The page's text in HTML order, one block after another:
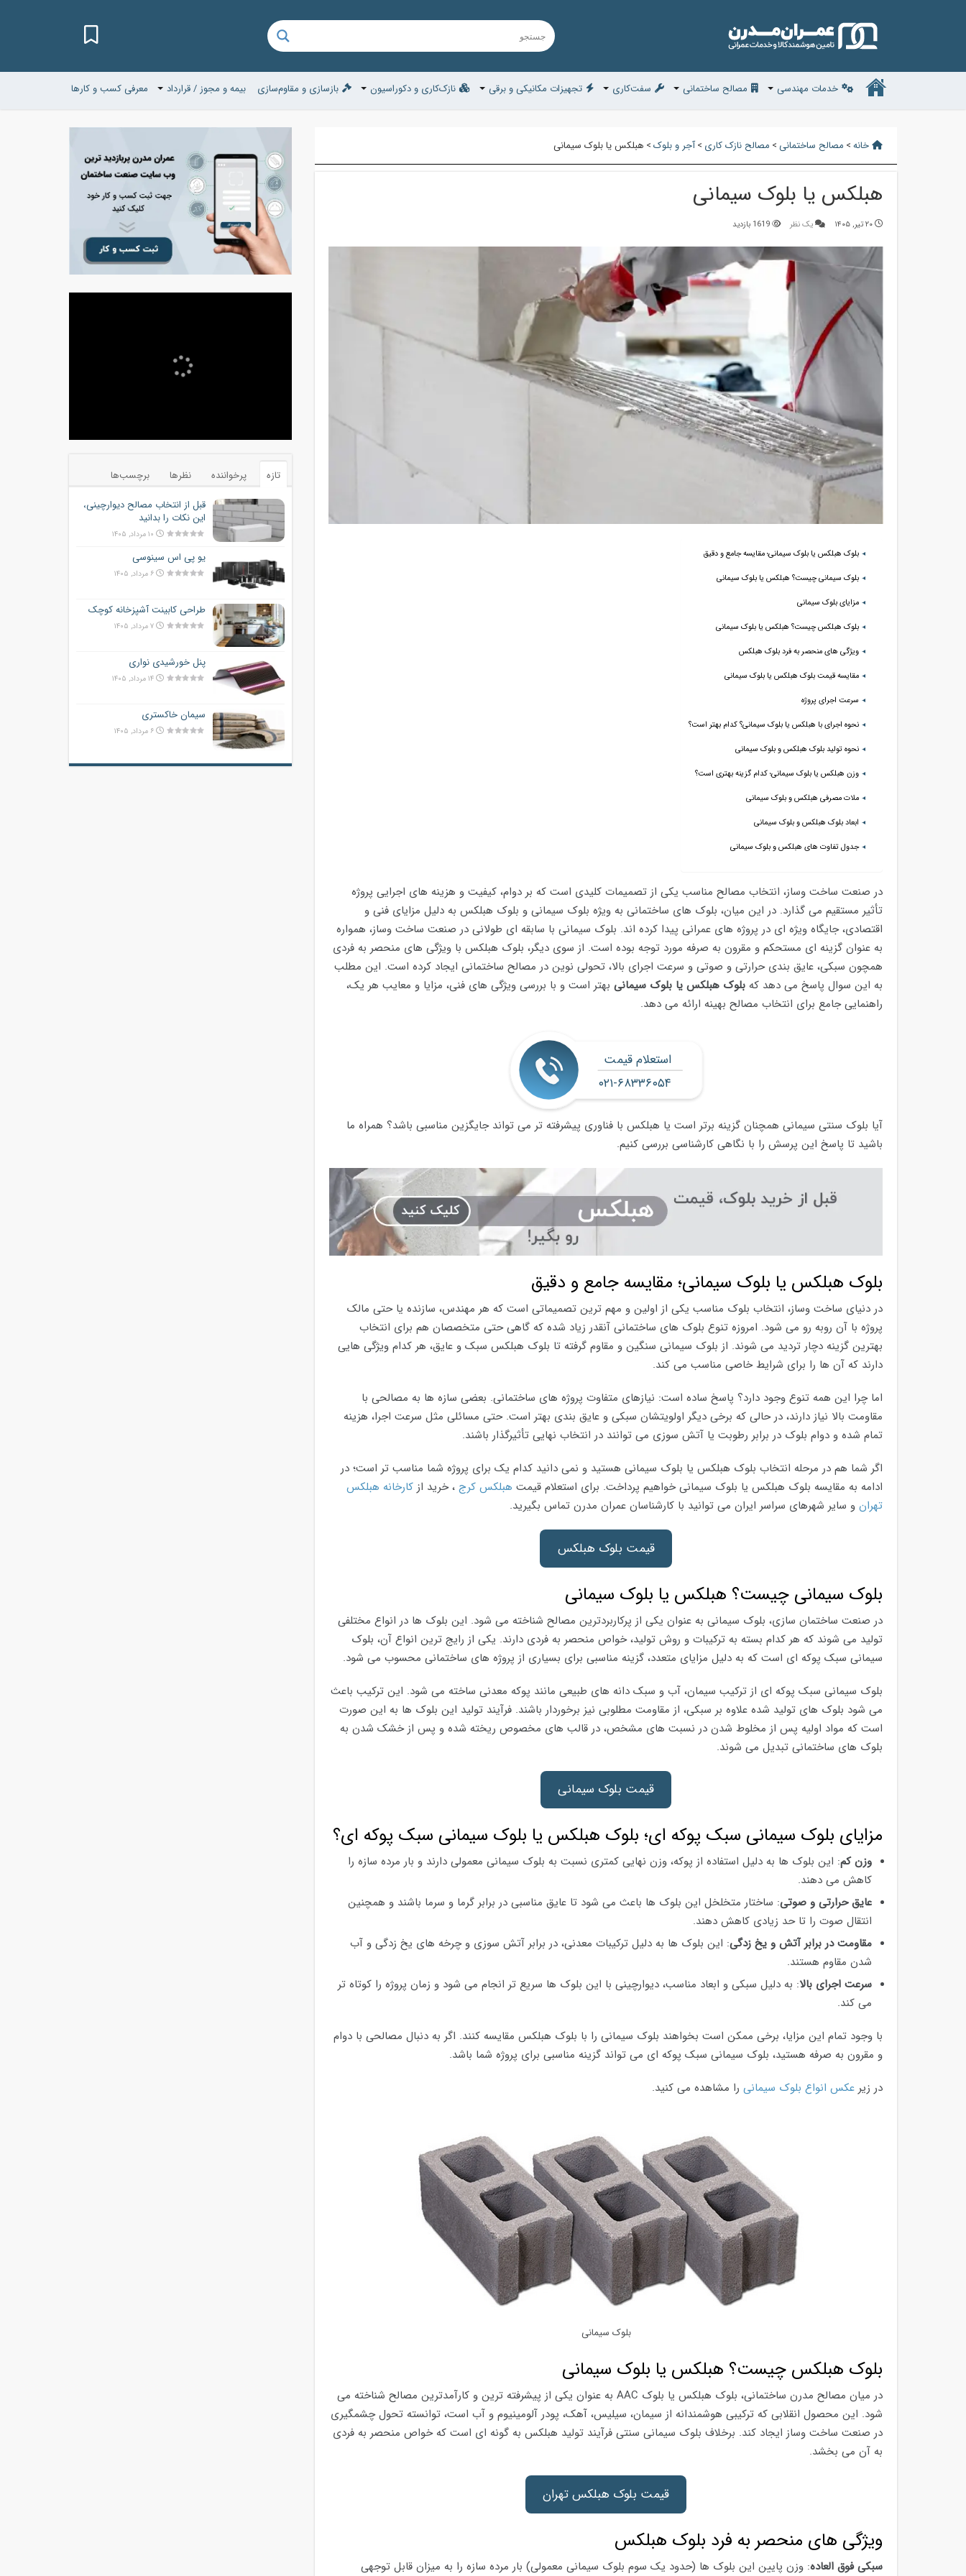
خدمات مهندسی مصالح ساختمانی سفت‌کاری تجهیزات مکانیکی و برقی نازک‌کاری و دکوراسیون بازسازی و مقاوم‌سازی بیمه و مجوز / قرارداد معرفی کسب و کارها
خانه> مصالح ساختمانی> مصالح نازک کاری >آجر و بلوک> هبلکس یا بلوک سیمانی
هبلکس یا بلوک سیمانی
۲۰ تیر, ۱۴۰۵ یک نظر 1619 بازدید
بلوک هبلکس یا بلوک سیمانی؛ مقایسه جامع و دقیق
بلوک سیمانی چیست؟ هبلکس یا بلوک سیمانی
مزایای بلوک سیمانی
بلوک هبلکس چیست؟ هبلکس یا بلوک سیمانی
ویژگی های منحصر به فرد بلوک هبلکس
مقایسه قیمت بلوک هبلکس یا بلوک سیمانی
سرعت اجرای پروژه
نحوه اجرای با هبلکس یا بلوک سیمانی؟ کدام بهتر است؟
نحوه تولید بلوک هبلکس و بلوک سیمانی
وزن هبلکس یا بلوک سیمانی؛ کدام گزینه بهتری است؟
ملات مصرفی هبلکس و بلوک سیمانی
ابعاد بلوک هبلکس و بلوک سیمانی
جدول تفاوت های هبلکس و بلوک سیمانی
در صنعت ساخت وساز، انتخاب مصالح مناسب یکی از تصمیمات کلیدی است که بر دوام، کیفیت و هزینه های اجرایی پروژه
تأثیر مستقیم می گذارد. در این میان، بلوک های ساختمانی به ویژه بلوک سیمانی و بلوک هبلکس به دلیل مزایای فنی و
اقتصادی، جایگاه ویژه ای در پروژه های عمرانی پیدا کرده اند. بلوک سیمانی با سابقه ای طولانی در صنعت ساخت وساز، همواره
به عنوان گزینه ای مستحکم و مقرون به صرفه مورد توجه بوده است. از سوی دیگر، بلوک هبلکس با ویژگی های منحصر به فردی
همچون سبکی، عایق بندی حرارتی و صوتی و سرعت اجرای بالا، تحولی نوین در مصالح ساختمانی ایجاد کرده است. این مطلب
به این سوال پاسخ می دهد که بلوک هبلکس یا بلوک سیمانی بهتر است و با بررسی ویژگی های فنی، مزایا و معایب هر یک،
راهنمایی جامع برای انتخاب مصالح بهینه ارائه می دهد.
استعلام قیمت
۰۲۱-۶۸۳۳۶۰۵۴
آیا بلوک سنتی سیمانی همچنان گزینه برتر است یا هبلکس با فناوری پیشرفته تر می تواند جایگزین مناسبی باشد؟ همراه ما
باشید تا پاسخ این پرسش را با نگاهی کارشناسی بررسی کنیم.
بلوک هبلکس یا بلوک سیمانی؛ مقایسه جامع و دقیق
در دنیای ساخت وساز، انتخاب بلوک مناسب یکی از اولین و مهم ترین تصمیماتی است که هر مهندس، سازنده یا حتی مالک
پروژه با آن روبه رو می شود. امروزه تنوع بلوک های ساختمانی آنقدر زیاد شده که گاهی حتی متخصصان هم برای انتخاب
بهترین گزینه دچار تردید می شوند. از بلوک سیمانی سنگین و مقاوم گرفته تا بلوک هبلکس سبک و عایق، هر کدام ویژگی هایی
دارند که آن ها را برای شرایط خاصی مناسب می کند.
اما چرا این همه تنوع وجود دارد؟ پاسخ ساده است: نیازهای متفاوت پروژه های ساختمانی. بعضی سازه ها به مصالحی با
مقاومت بالا نیاز دارند، در حالی که برخی دیگر اولویتشان سبکی و عایق بندی بهتر است. حتی مسائلی مثل سرعت اجرا، هزینه
تمام شده و دوام بلوک در برابر رطوبت یا آتش سوزی می توانند در انتخاب نهایی تأثیرگذار باشند.
اگر شما هم در مرحله انتخاب بلوک هبلکس یا بلوک سیمانی هستید و نمی دانید کدام یک برای پروژه شما مناسب تر است؛ در
ادامه به مقایسه بلوک هبلکس یا بلوک سیمانی خواهیم پرداخت. برای استعلام قیمت هبلکس کرج ، خرید از کارخانه هبلکس
تهران و سایر شهرهای سراسر ایران می توانید با کارشناسان عمران مدرن تماس بگیرید.
قیمت بلوک هبلکس
بلوک سیمانی چیست؟ هبلکس یا بلوک سیمانی
در صنعت ساختمان سازی، بلوک سیمانی به عنوان یکی از پرکاربردترین مصالح شناخته می شود. این بلوک ها در انواع مختلفی
تولید می شوند که هر کدام بسته به ترکیبات و روش تولید، خواص منحصر به فردی دارند. یکی از رایج ترین انواع آن، بلوک
سیمانی سبک پوکه ای است که به دلیل مزایای متعدد، گزینه مناسبی برای بسیاری از پروژه های ساختمانی محسوب می شود.
بلوک سیمانی سبک پوکه ای از ترکیب سیمان، آب و سبک دانه های طبیعی مانند پوکه معدنی ساخته می شود. این ترکیب باعث
می شود بلوک های تولید شده علاوه بر سبکی، از مقاومت مطلوبی نیز برخوردار باشند. فرآیند تولید این بلوک ها به این صورت
است که مواد اولیه پس از مخلوط شدن در نسبت های مشخص، در قالب های مخصوص ریخته شده و پس از خشک شدن به
بلوک های ساختمانی تبدیل می شوند.
قیمت بلوک سیمانی
مزایای بلوک سیمانی سبک پوکه ای؛ بلوک هبلکس یا بلوک سیمانی سبک پوکه ای؟
وزن کم: این بلوک ها به دلیل استفاده از پوکه، وزن نهایی کمتری نسبت به بلوک سیمانی معمولی دارند و بار مرده سازه را
کاهش می دهند.
عایق حرارتی و صوتی: ساختار متخلخل این بلوک ها باعث می شود تا عایق مناسبی در برابر گرما و سرما باشند و همچنین
انتقال صوت را تا حد زیادی کاهش دهند.
مقاومت در برابر آتش و یخ زدگی: این بلوک ها به دلیل ترکیبات معدنی، در برابر آتش سوزی و چرخه های یخ زدگی و آب
شدن مقاوم هستند.
سرعت اجرای بالا: به دلیل سبکی و ابعاد مناسب، دیوارچینی با این بلوک ها سریع تر انجام می شود و زمان پروژه را کوتاه تر
می کند.
با وجود تمام این مزایا، برخی ممکن است بخواهند بلوک سیمانی را با بلوک هبلکس مقایسه کنند. اگر به دنبال مصالحی با دوام
و مقرون به صرفه هستید، بلوک سیمانی سبک پوکه ای می تواند گزینه مناسبی برای پروژه شما باشد.
در زیر عکس انواع بلوک سیمانی را مشاهده می کنید.
بلوک سیمانی
بلوک هبلکس چیست؟ هبلکس یا بلوک سیمانی
در میان مصالح مدرن ساختمانی، بلوک هبلکس یا بلوک AAC به عنوان یکی از پیشرفته ترین و کارآمدترین مصالح شناخته می
شود. این محصول انقلابی که ترکیبی هوشمندانه از سیمان، سیلیس، آهک، پودر آلومینیوم و آب است، توانسته تحول چشمگیری
در صنعت ساخت وساز ایجاد کند. برخلاف بلوک سیمانی سنتی فرآیند تولید هبلکس به گونه ای است که خواص منحصر به فردی
به آن می بخشد.
قیمت بلوک هبلکس تهران
ویژگی های منحصر به فرد بلوک هبلکس
سبکی فوق العاده: وزن پایین این بلوک ها (حدود یک سوم بلوک سیمانی معمولی) بار مرده سازه را به میزان قابل توجهی
تازه پرخواننده نظرها
برچسب‌ها
قبل از انتخاب مصالح دیوارچینی،
این نکات را بدانید
۱۰ مرداد, ۱۴۰۵
یو پی اس سینوسی
۶ مرداد, ۱۴۰۵
طراحی کابینت آشپزخانه کوچک
۷ مرداد, ۱۴۰۵
پنل خورشیدی نواری
۱۴ مرداد, ۱۴۰۵
سیمان خاکستری
۶ مرداد, ۱۴۰۵